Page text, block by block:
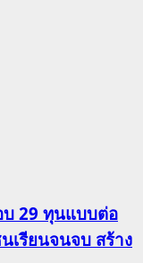
29 ทุนแบบต่อ
เรียนจนจบ สร้าง